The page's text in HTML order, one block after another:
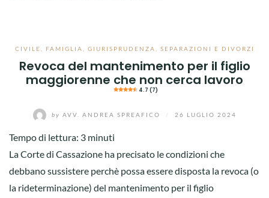
CIVILE FAMIGLIA GIURISPRUDENZA SEPARAZIONI E DIVORZI
Revoca del mantenimento per il figlio
maggiorenne che non cerca lavoro
4.7 (7)
by AVV. ANDREA SPREAFICO 26 LUGLIO 2024
Tempo di lettura: 3 minuti
La Corte di Cassazione ha precisato le condizioni che
debbano sussistere perchè possa essere disposta la revoca (o
la rideterminazione) del mantenimento per il figlio